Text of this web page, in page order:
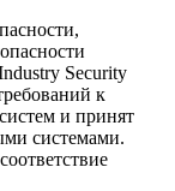
Security
к
и принят
системами.